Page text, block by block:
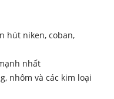
hút niken, coban,
nhất
nhôm và các kim loại